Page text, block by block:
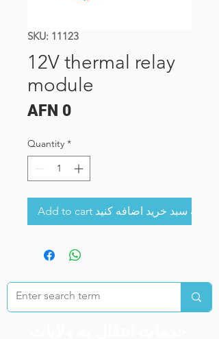
SKU: 11123
12V thermal relay
module
AFN 0Price
Quantity *
Add to cart به سبد خرید اضافه کنید